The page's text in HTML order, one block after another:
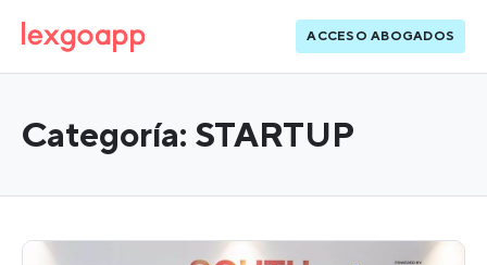
ACCESO ABOGADOS
Categoría: STARTUP